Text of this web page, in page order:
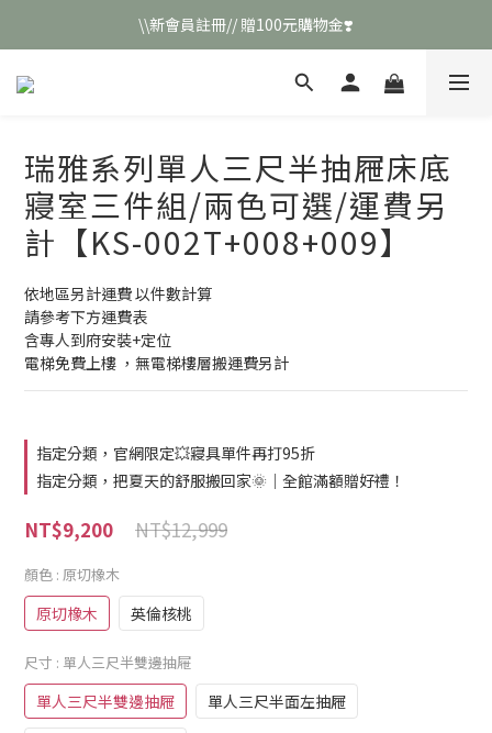
\\新會員註冊// 贈100元購物金❣️
\\新會員註冊// 贈100元購物金❣️
LINE好友招募\\ 回答數字 領取50元折扣碼 //
瑞雅系列單人三尺半抽屜床底
寢室三件組/兩色可選/運費另
計【KS-002T+008+009】
依地區另計運費 以件數計算
請參考下方運費表
含專人到府安裝+定位
電梯免費上樓 ，無電梯樓層搬運費另計
指定分類，官網限定💥寢具單件再打95折
指定分類，把夏天的舒服搬回家🌞｜全館滿額贈好禮！
NT$12,999
NT$9,200
顏色 : 原切橡木
原切橡木 英倫核桃
尺寸 : 單人三尺半雙邊抽屜
單人三尺半雙邊抽屜
單人三尺半面左抽屜